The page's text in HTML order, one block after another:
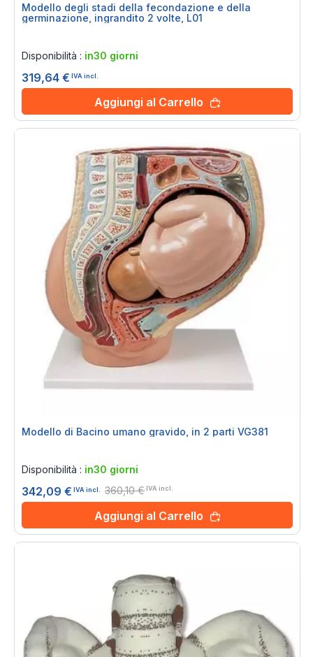
Modello degli stadi della fecondazione e della
germinazione, ingrandito 2 volte, L01
Disponibilità : in30 giorni
319,64 € IVA incl.
Aggiungi al Carrello
Modello di Bacino umano gravido, in 2 parti VG381
Disponibilità : in30 giorni
342,09 € IVA incl. 360,10 € IVA incl.
Aggiungi al Carrello